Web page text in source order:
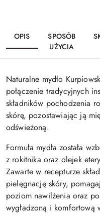
OPIS
SPOSÓB
UŻYCIA
Naturalne mydło
połączenie tradycyjnych
składników pochodzenia
skórę, pozostawiając ją
odświeżoną.
Formuła mydła została
z rokitnika oraz olejek
Zawarte w recepturze
pielęgnację skóry,
poziom nawilżenia oraz
wygładzoną i komfortową